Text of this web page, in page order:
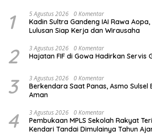
1 5 Agustus 2026 0 Komentar
Kadin Sultra Gandeng IAI Rawa
Lulusan Siap Kerja dan Wirausaha
2 3 Agustus 2026 0 Komentar
Hajatan FIF di Gowa Hadirkan Servis
3 3 Agustus 2026 0 Komentar
Berkendara Saat Panas, Asmo Sulsel
Aman
4 3 Agustus 2026 0 Komentar
Pembukaan MPLS Sekolah Rakyat
Kendari Tandai Dimulainya Tahun